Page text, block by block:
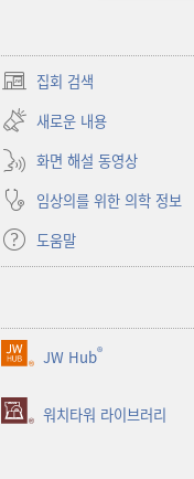
집회 검색
(새로운
창
열기)
새로운 내용
화면 해설 동영상
임상의를 위한 의학 정보
도움말
JW Hub®
(새로운
열기) 워치타워 라이브러리